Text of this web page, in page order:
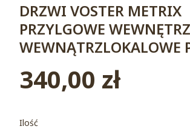
DRZWI VOSTER METRIX
PRZYLGOWE
WEWNĄTRZLOKALOWE
Cena
340,00 zł
Ilość